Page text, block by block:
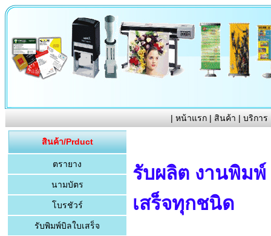
| หน้าแรก| สินค้า | บริการ
สินค้า/Prduct
ตรายาง
นามบัตร
โบรชัวร์
รับพิมพ์บิลใบเสร็จ
รับผลิต งานพิม
เสร็จทุกชนิด